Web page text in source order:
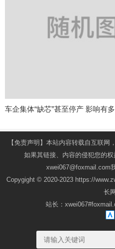
车企集体“缺芯”甚至停产 影响有
【免责声明】本站内容转载自互联网
如果其链接、内容的侵犯您的
xwei067@foxmail.com
Copygight © 2020-2023 https://
长网
站长：